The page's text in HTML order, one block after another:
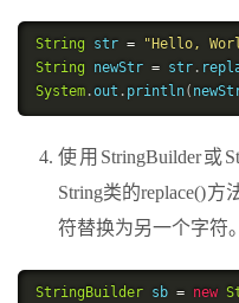
String str = "Hello,
String newStr = str .
System .out . println(
使用StringBuilder或
String类的replace()
符替换为另一个字符
StringBuilder sb = new